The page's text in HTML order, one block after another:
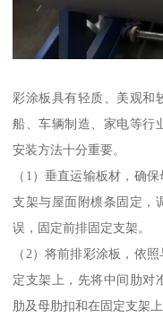
彩涂板具有轻质、美观和
船、车辆制造、家电等行
安装方法十分重要。
（1）垂直运输板材，确
支架与屋面附檩条固定，
误，固定前排固定支架。
（2）将前排彩涂板，依
定支架上，先将中间肋对
肋及母肋扣和在固定支架